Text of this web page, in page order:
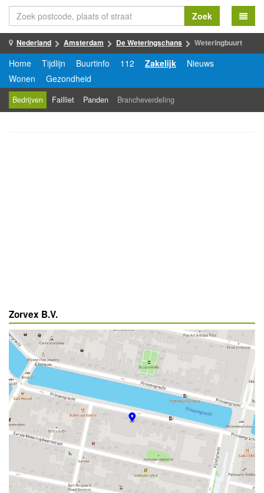
Zoek
Nederland Amsterdam De Weteringschans Weteringbuurt
Home Tijdlijn Buurtinfo 112 Zakelijk
Nieuws
Wonen
Gezondheid
Bedrijven Failliet Panden Brancheverdeling
Zorvex B.V.